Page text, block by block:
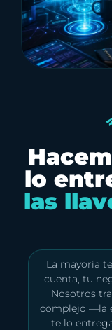
lo
las
La mayoría
cuenta, tu
Nosotros
complejo —la
te lo